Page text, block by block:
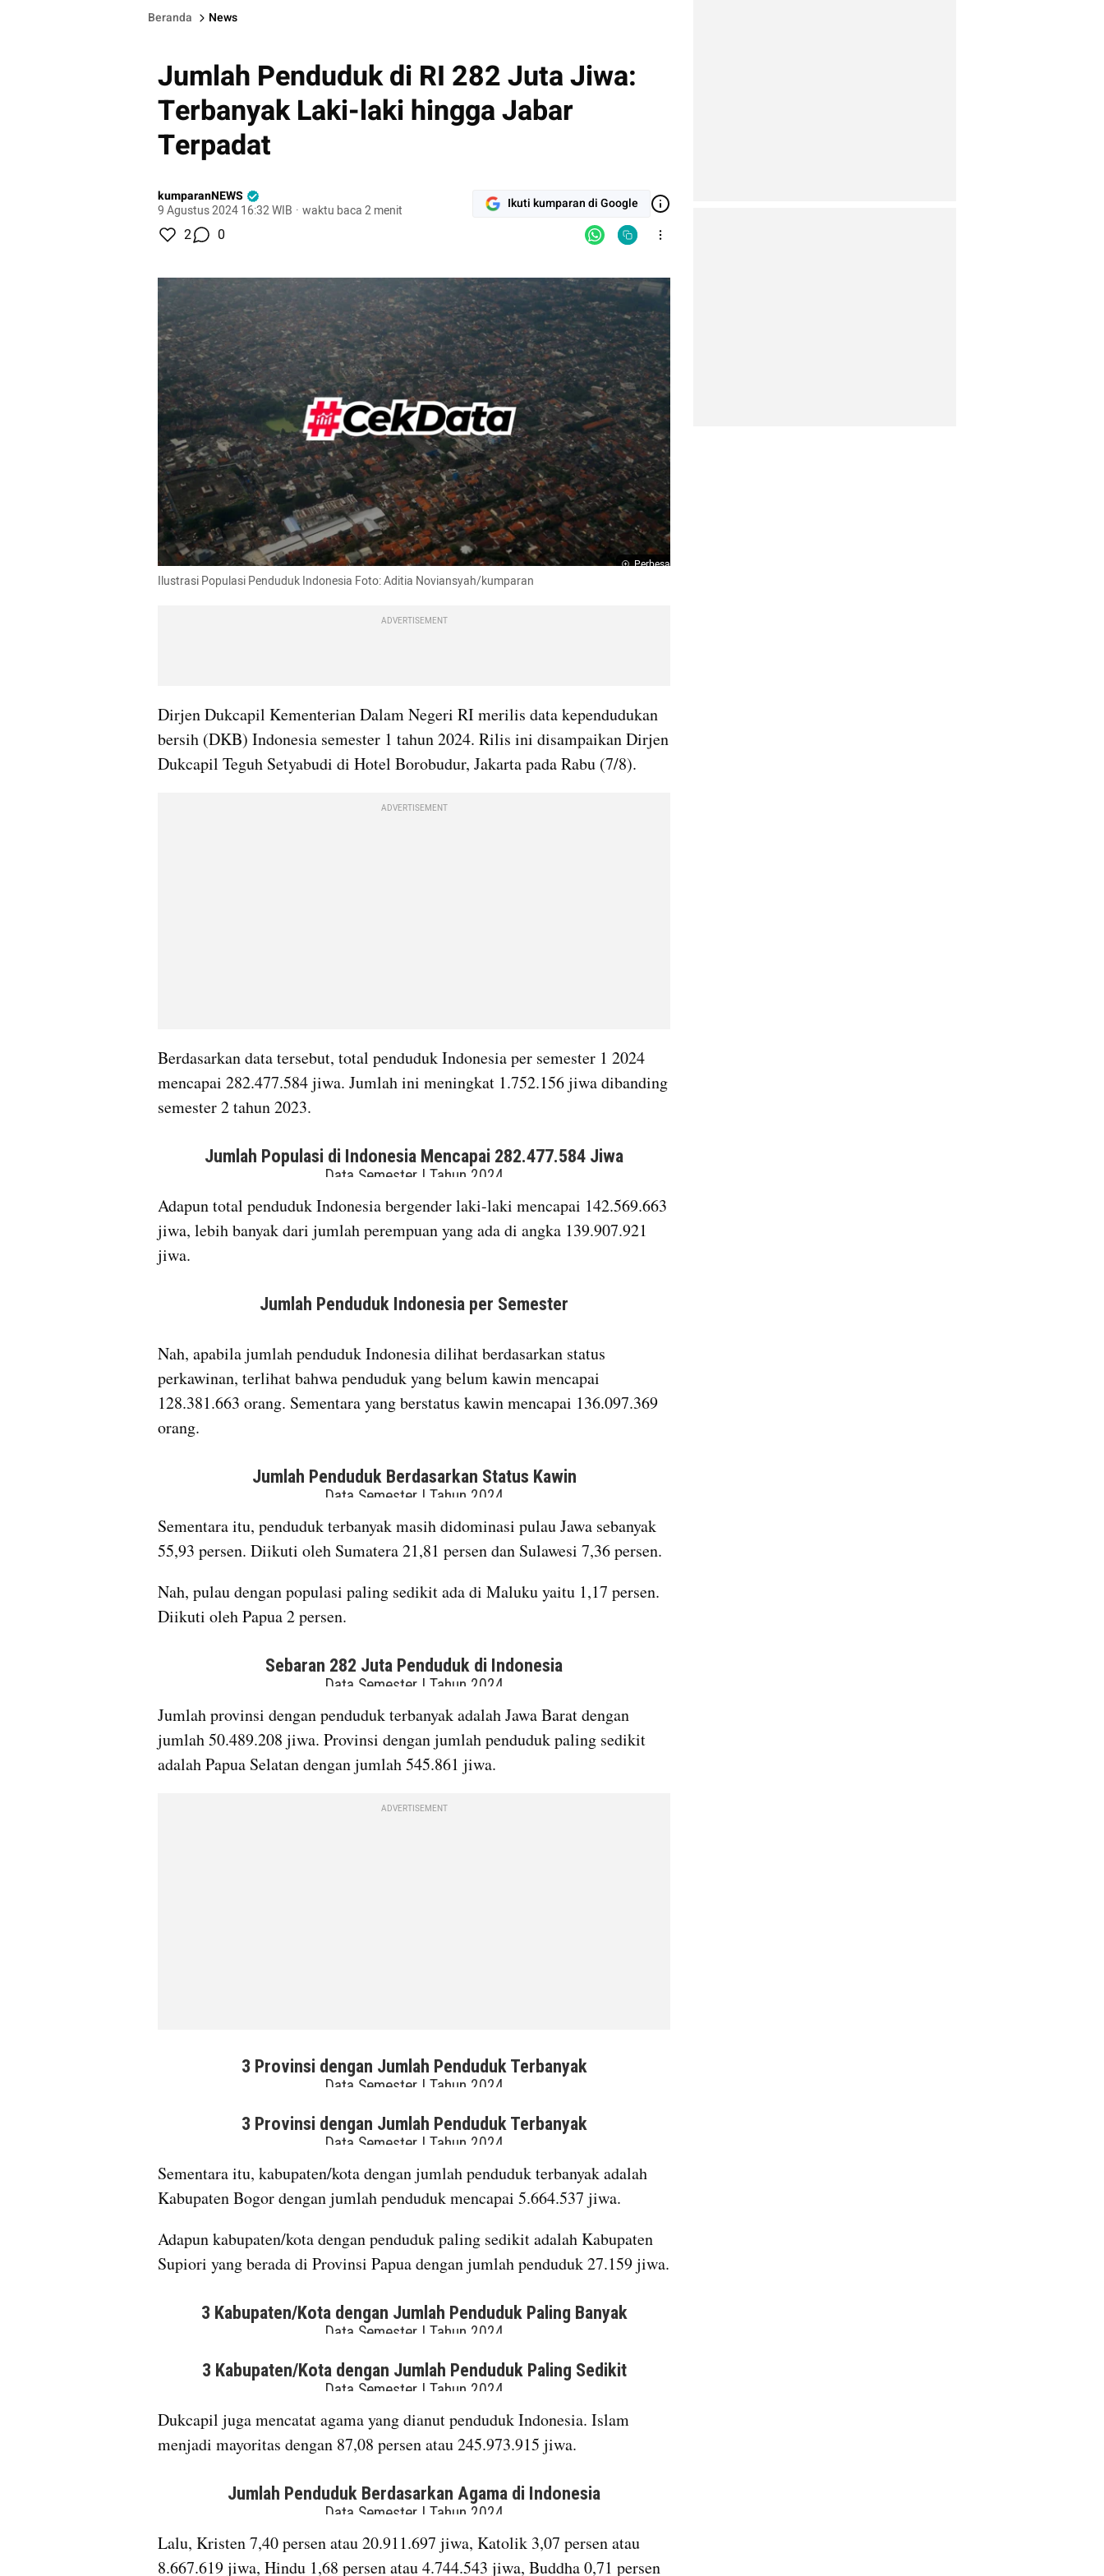
Beranda News
Jumlah Penduduk di RI 282 Juta Jiwa:
Terbanyak Laki-laki hingga Jabar
Terpadat
kumparanNEWS
9 Agustus 2024 16:32 WIB · waktu baca 2 menit Ikuti kumparan di Google
2 0
Perbesar
Ilustrasi Populasi Penduduk Indonesia Foto: Aditia Noviansyah/kumparan
ADVERTISEMENT
Dirjen Dukcapil Kementerian Dalam Negeri RI merilis data kependudukan
bersih (DKB) Indonesia semester 1 tahun 2024. Rilis ini disampaikan Dirjen
Dukcapil Teguh Setyabudi di Hotel Borobudur, Jakarta pada Rabu (7/8).
ADVERTISEMENT
Berdasarkan data tersebut, total penduduk Indonesia per semester 1 2024
mencapai 282.477.584 jiwa. Jumlah ini meningkat 1.752.156 jiwa dibanding
semester 2 tahun 2023.
embed from external kumparan
Adapun total penduduk Indonesia bergender laki-laki mencapai 142.569.663
jiwa, lebih banyak dari jumlah perempuan yang ada di angka 139.907.921
jiwa.
embed from external kumparan
Nah, apabila jumlah penduduk Indonesia dilihat berdasarkan status
perkawinan, terlihat bahwa penduduk yang belum kawin mencapai
128.381.663 orang. Sementara yang berstatus kawin mencapai 136.097.369
orang.
embed from external kumparan
Sementara itu, penduduk terbanyak masih didominasi pulau Jawa sebanyak
55,93 persen. Diikuti oleh Sumatera 21,81 persen dan Sulawesi 7,36 persen.
Nah, pulau dengan populasi paling sedikit ada di Maluku yaitu 1,17 persen.
Diikuti oleh Papua 2 persen.
embed from external kumparan
Jumlah provinsi dengan penduduk terbanyak adalah Jawa Barat dengan
jumlah 50.489.208 jiwa. Provinsi dengan jumlah penduduk paling sedikit
adalah Papua Selatan dengan jumlah 545.861 jiwa.
ADVERTISEMENT
embed from external kumparan
embed from external kumparan
Sementara itu, kabupaten/kota dengan jumlah penduduk terbanyak adalah
Kabupaten Bogor dengan jumlah penduduk mencapai 5.664.537 jiwa.
Adapun kabupaten/kota dengan penduduk paling sedikit adalah Kabupaten
Supiori yang berada di Provinsi Papua dengan jumlah penduduk 27.159 jiwa.
embed from external kumparan
embed from external kumparan
Dukcapil juga mencatat agama yang dianut penduduk Indonesia. Islam
menjadi mayoritas dengan 87,08 persen atau 245.973.915 jiwa.
embed from external kumparan
Lalu, Kristen 7,40 persen atau 20.911.697 jiwa, Katolik 3,07 persen atau
8.667.619 jiwa, Hindu 1,68 persen atau 4.744.543 jiwa, Buddha 0,71 persen